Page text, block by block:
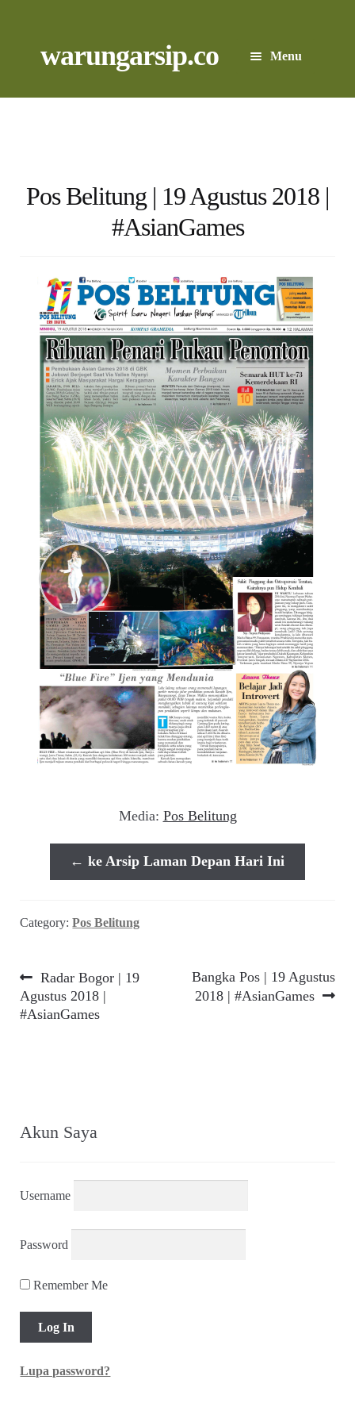
to
to
warungarsip.co Menu
Beranda
Suvenir
Cari Arsip
Expand
child
menu
Alamat
Rekening
Reseller
Pos Belitung | 19 Agustus 2018 |
#AsianGames
Media: Pos Belitung
← ke Arsip Laman Depan Hari Ini
Category:Pos Belitung
Navigasi
pos
Previous
post:
Radar Bogor | 19
Agustus 2018 |
#AsianGames
Next
post:
Bangka Pos | 19 Agustus
2018 | #AsianGames
Akun Saya
Username
Password
Remember Me
Lupa password?